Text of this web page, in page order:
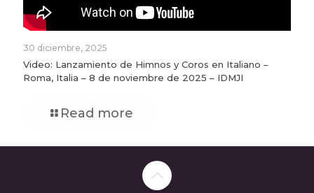
30 diciembre, 2025
Video: Lanzamiento de Himnos y Coros en Italiano –
Roma, Italia – 8 de noviembre de 2025 – IDMJI
Read more